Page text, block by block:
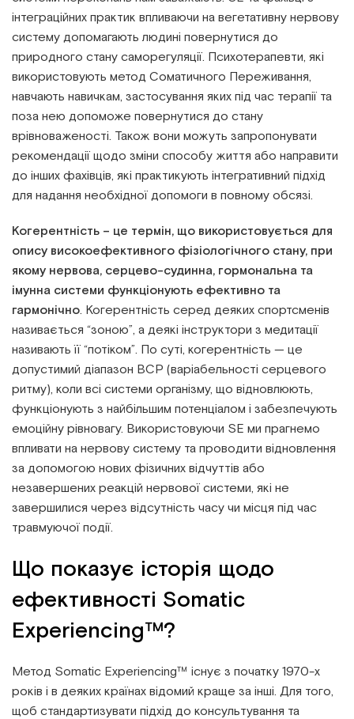
інтеграційних практик впливаючи на вегетативну нервову
систему допомагають людині повернутися до
природного стану саморегуляції. Психотерапевти, які
використовують метод Соматичного Переживання,
навчають навичкам, застосування яких під час терапії та
поза нею допоможе повернутися до стану
врівноваженості. Також вони можуть запропонувати
рекомендації щодо зміни способу життя або направити
до інших фахівців, які практикують інтегративний підхід
для надання необхідної допомоги в повному обсязі.
Когерентність – це термін, що використовується для
опису високоефективного фізіологічного стану, при
якому нервова, серцево-судинна, гормональна та
імунна системи функціонують ефективно та
гармонічно. Когерентність серед деяких спортсменів
називається “зоною”, а деякі інструктори з медитації
називають її “потіком”. По суті, когерентність — це
допустимий діапазон ВСР (варіабельності серцевого
ритму), коли всі системи організму, що відновлюють,
функціонують з найбільшим потенціалом і забезпечують
емоційну рівновагу. Використовуючи SE ми прагнемо
впливати на нервову систему та проводити відновлення
за допомогою нових фізичних відчуттів або
незавершених реакцій нервової системи, які не
завершилися через відсутність часу чи місця під час
травмуючої події.
Що показує історія щодо
ефективності Somatic
Experiencing™?
Метод Somatic Experiencing™ існує з початку 1970-х
років і в деяких країнах відомий краще за інші. Для того,
щоб стандартизувати підхід до консультування та